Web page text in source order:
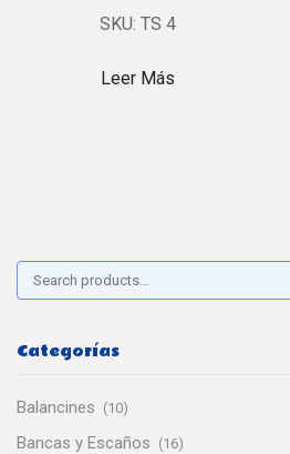
SKU: TS 4
Leer Más
Buscar:
Categorías
Balancines (10)
Bancas y Escaños (16)